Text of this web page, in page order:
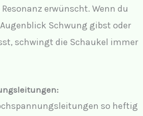
erwünscht. Wenn du
Schwung gibst oder
schwingt die Schaukel immer
so heftig